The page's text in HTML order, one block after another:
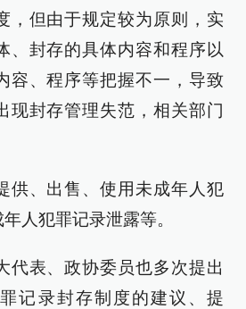
，但由于规定较为原则，实
、封存的具体内容和程序以
容、程序等把握不一，导致
现封存管理失范，相关部门
供、出售、使用未成年人犯
人犯罪记录泄露等。
代表、政协委员也多次提出
记录封存制度的建议、提